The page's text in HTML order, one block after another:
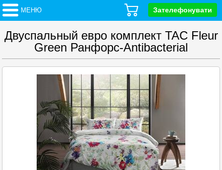
МЕНЮ Зателефонувати
Двуспальный евро комплект TAC Fleur
Green Ранфорс-Antibacterial